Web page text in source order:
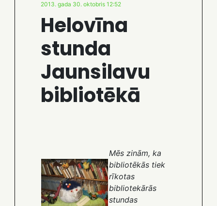
2013. gada 30. oktobris 12:52
Helovīna
stunda
Jaunsilavu
bibliotēkā
Mēs zinām, ka
bibliotēkās tiek
rīkotas
bibliotekārās
stundas